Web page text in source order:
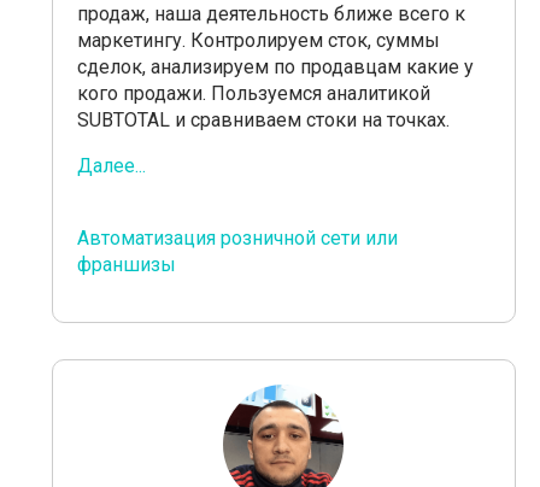
продаж, наша деятельность ближе всего к
маркетингу. Контролируем сток, суммы
сделок, анализируем по продавцам какие у
кого продажи. Пользуемся аналитикой
SUBTOTAL и сравниваем стоки на точках.
Далее...
Автоматизация розничной сети или
франшизы